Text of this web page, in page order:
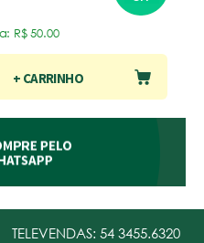
R$ 50.00
+ CARRINHO
TELEVENDAS: 54 3455.6320